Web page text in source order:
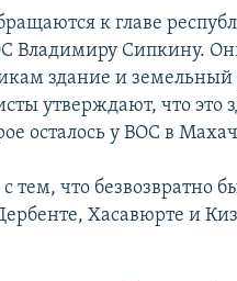
к главе
Владимиру Сипкину.
здание и земельный
утверждают, что это
осталось у ВОС в
тем, что безвозвратно
Хасавюрте и